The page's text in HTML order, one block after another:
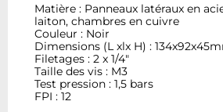
Matière : Panneaux latéraux en
laiton, chambres en cuivre
Couleur : Noir
Dimensions (L xlx H) :
Filetages : 2 x 1/4"
Taille des vis : M3
Test pression : 1,5 bars
FPI : 12